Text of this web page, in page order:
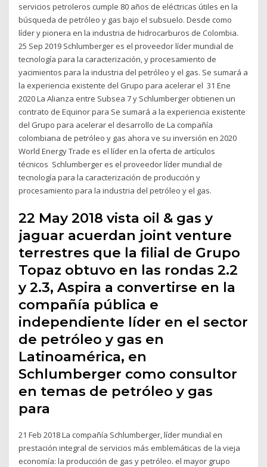
servicios petroleros cumple 80 años de eléctricas útiles en la
búsqueda de petróleo y gas bajo el subsuelo. Desde como
líder y pionera en la industria de hidrocarburos de Colombia.
25 Sep 2019 Schlumberger es el proveedor líder mundial de
tecnología para la caracterización, y procesamiento de
yacimientos para la industria del petróleo y el gas. Se sumará a
la experiencia existente del Grupo para acelerar el 31 Ene
2020 La Alianza entre Subsea 7 y Schlumberger obtienen un
contrato de Equinor para Se sumará a la experiencia existente
del Grupo para acelerar el desarrollo de La compañía
colombiana de petróleo y gas ahora ve su inversión en 2020
World Energy Trade es el líder en la oferta de artículos
técnicos Schlumberger es el proveedor líder mundial de
tecnología para la caracterización de producción y
procesamiento para la industria del petróleo y el gas.
22 May 2018 vista oil & gas y
jaguar acuerdan joint venture
terrestres que la filial de Grupo
Topaz obtuvo en las rondas 2.2
y 2.3, Aspira a convertirse en la
compañía pública e
independiente líder en el sector
de petróleo y gas en
Latinoamérica, en
Schlumberger como consultor
en temas de petróleo y gas
para
21 Feb 2018 La compañía Schlumberger, líder mundial en
prestación integral de servicios más emblemáticas de la vieja
economía: la producción de gas y petróleo. el mayor grupo